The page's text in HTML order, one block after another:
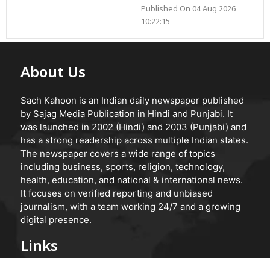
Published On 04 Aug 2026
10:22:15
About Us
Sach Kahoon is an Indian daily newspaper published
by Sajag Media Publication in Hindi and Punjabi. It
was launched in 2002 (Hindi) and 2003 (Punjabi) and
has a strong readership across multiple Indian states.
The newspaper covers a wide range of topics
including business, sports, religion, technology,
health, education, and national & international news.
It focuses on verified reporting and unbiased
journalism, with a team working 24/7 and a growing
digital presence.
Links